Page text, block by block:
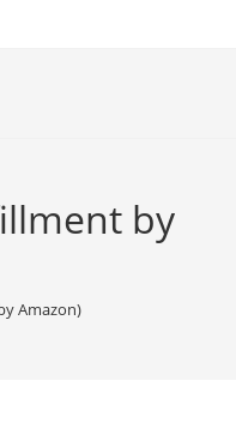
by
Amazon)